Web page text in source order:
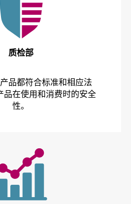
质检部
品都符合标准和相应法
品在使用和消费时的安全
性。